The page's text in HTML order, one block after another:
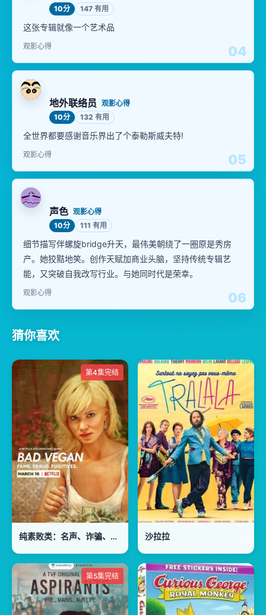
04
10分 147 有用
这张专辑就像一个艺术品
观影心得
05
地外联络员 观影心得
10分
132 有用
全世界都要感谢音乐界出了个泰勒斯威夫特!
观影心得
06
声色 观影心得
10分
111 有用
细节描写伴螺旋bridge升天，最伟美朝绕了一圈原是秀房
产。她狡黠地笑。创作天赋加商业头脑，坚持传统专辑艺
能，又突破自我改写行业。与她同时代是荣幸。
观影心得
猜你喜欢
第4集完结
纯素败类：名声、诈骗、逃犯 沙拉拉
第5集完结